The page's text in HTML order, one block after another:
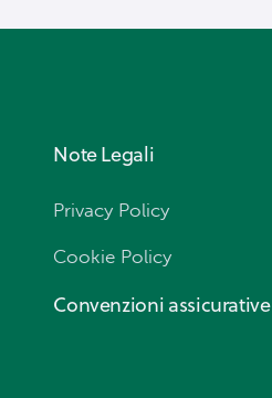
Note Legali
Privacy Policy
Cookie Policy
Convenzioni assicurative